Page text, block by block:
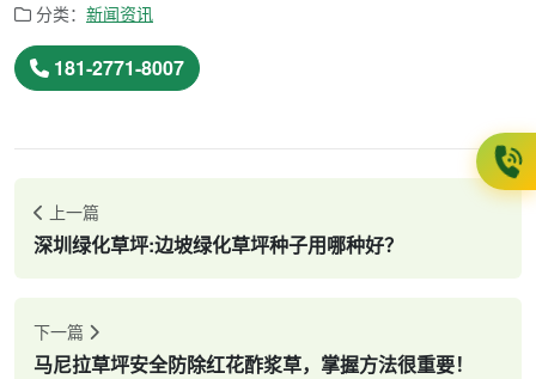
分类： 新闻资讯
181-2771-8007
上一篇
深圳绿化草坪:边坡绿化草坪种子用哪种好？
下一篇
马尼拉草坪安全防除红花酢浆草，掌握方法很重要！